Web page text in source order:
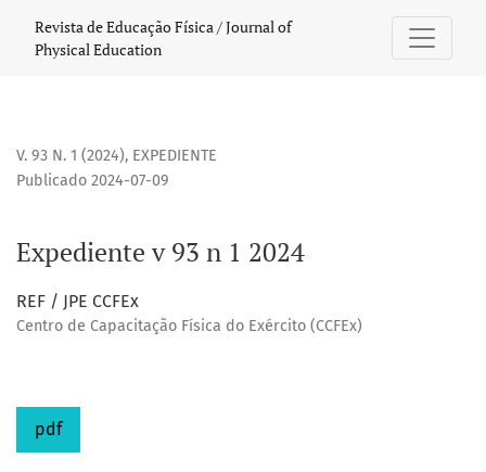
Revista de Educação Física / Journal of
Physical Education
V. 93 N. 1 (2024), EXPEDIENTE
Expediente v 93 n 1 2024
Publicado 2024-07-09
REF / JPE CCFEx
Centro de Capacitação Física do Exército (CCFEx)
pdf